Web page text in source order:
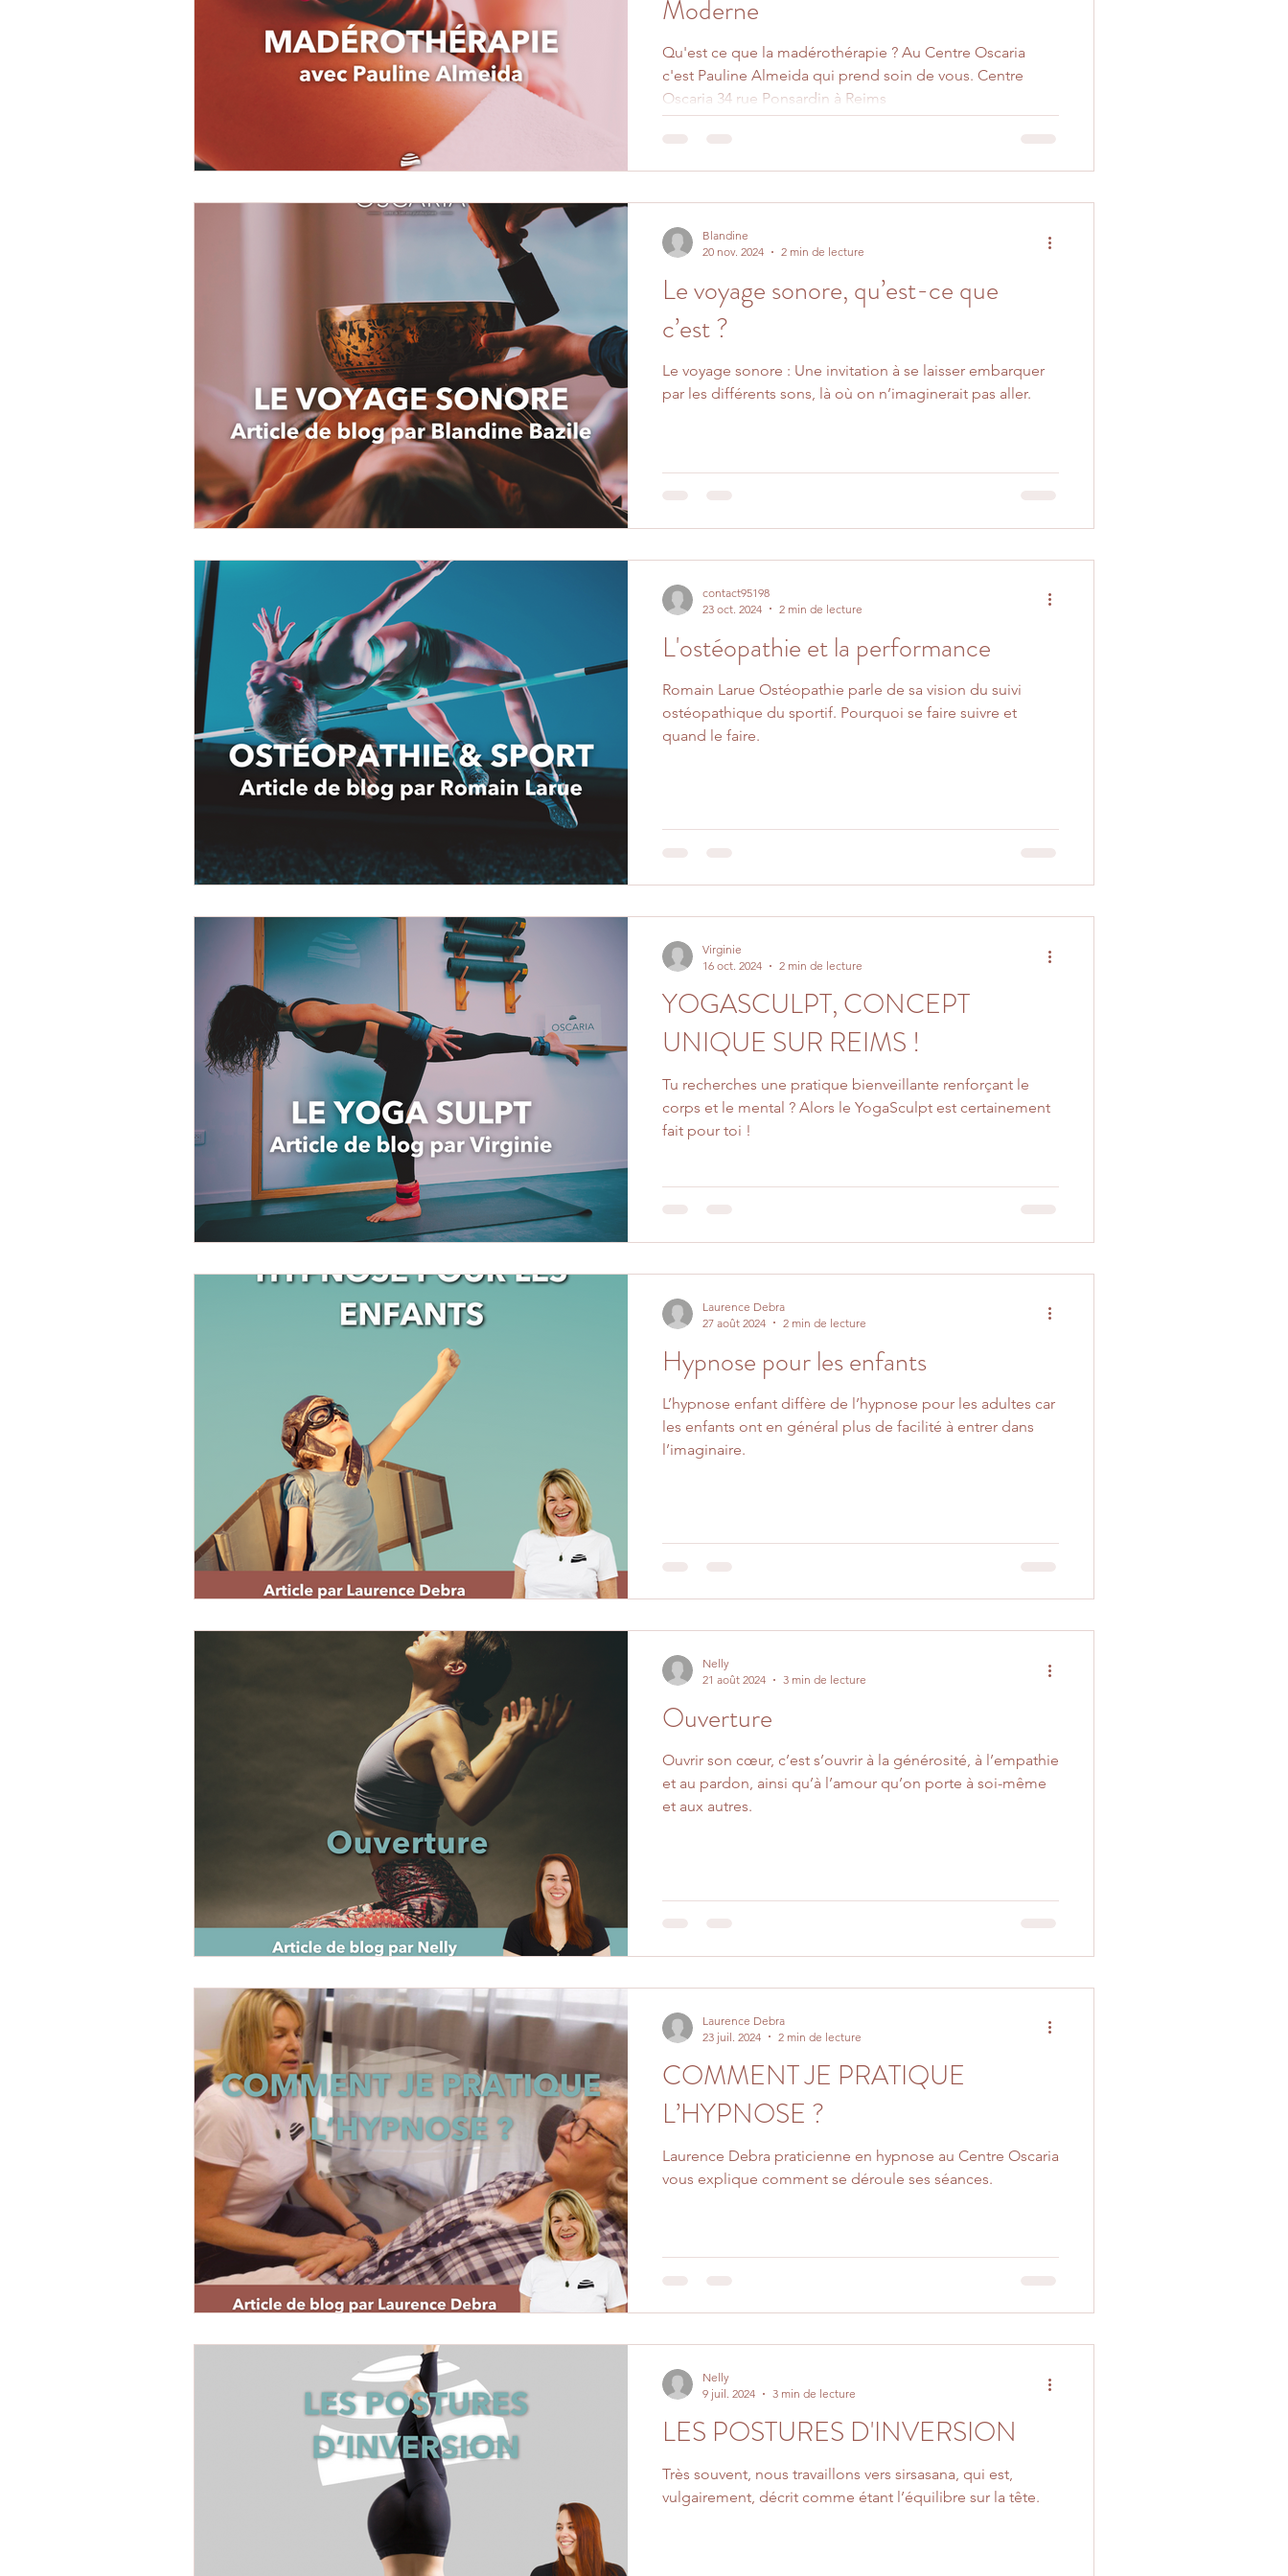
Moderne
Qu'est ce que la madérothérapie ? Au Centre Oscaria
c'est Pauline Almeida qui prend soin de vous. Centre
Oscaria 34 rue Ponsardin à Reims
Le voyage sonore, qu’est-ce que
c’est ?
Le voyage sonore : Une invitation à se laisser embarquer
par les différents sons, là où on n’imaginerait pas aller.
Blandine
20 nov. 2024
2 min de lecture
L'ostéopathie et la performance
Romain Larue Ostéopathie parle de sa vision du suivi
ostéopathique du sportif. Pourquoi se faire suivre et
quand le faire.
contact95198
23 oct. 2024
2 min de lecture
YOGASCULPT, CONCEPT
UNIQUE SUR REIMS !
Tu recherches une pratique bienveillante renforçant le
corps et le mental ? Alors le YogaSculpt est certainement
fait pour toi !
Virginie
16 oct. 2024
2 min de lecture
Hypnose pour les enfants
L’hypnose enfant diffère de l’hypnose pour les adultes car
les enfants ont en général plus de facilité à entrer dans
l’imaginaire.
Laurence Debra
27 août 2024
2 min de lecture
Ouverture
Ouvrir son cœur, c’est s’ouvrir à la générosité, à l’empathie
et au pardon, ainsi qu’à l’amour qu’on porte à soi-même
et aux autres.
Nelly
21 août 2024
3 min de lecture
COMMENT JE PRATIQUE
L’HYPNOSE ?
Laurence Debra praticienne en hypnose au Centre Oscaria
vous explique comment se déroule ses séances.
Laurence Debra
23 juil. 2024
2 min de lecture
LES POSTURES D'INVERSION
Très souvent, nous travaillons vers sirsasana, qui est,
vulgairement, décrit comme étant l’équilibre sur la tête.
Nelly
9 juil. 2024
3 min de lecture